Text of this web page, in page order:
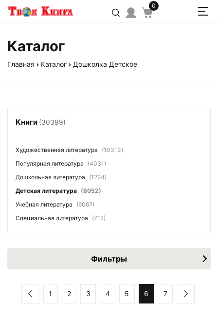
0
Каталог
Главная Каталог Дошколка Детское
Книги (30399)
Художественная литература
(10313)
Популярная литература
(4031)
Дошкольная литература
(1224)
Детская литература (8052)
Учебная литература
(6067)
Специальная литература
(712)
Фильтры
1 2 3 4 5 6 7